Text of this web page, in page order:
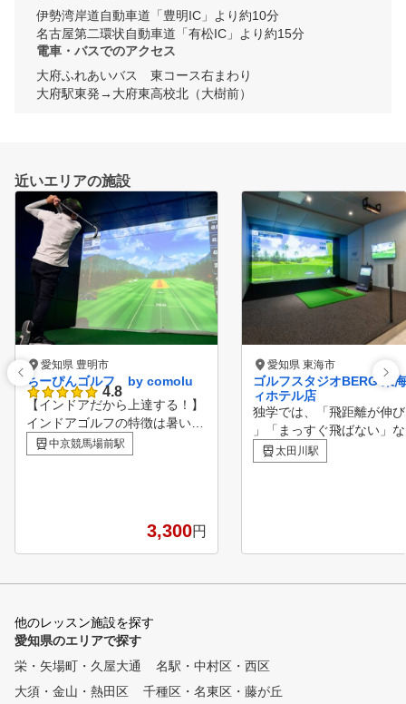
伊勢湾岸道自動車道「豊明IC」より約10分
名古屋第二環状自動車道「有松IC」より約15分
電車・バスでのアクセス
大府ふれあいバス　東コース右まわり
大府駅東発→大府東高校北（大樹前）
近いエリアの施設
愛知県 豊明市
ちーぴんゴルフ by comolu
4.8
【インドアだから上達する！】
インドアゴルフの特徴は暑い、
寒いを軽減できるだけではあり
ません。 打球の弾道、着地か
り見ることが出来ます。 動画
ツーマンだから上達する！】
マンレッスンで、お客様の課題
をお聞きし一緒に解決させてい
ただきます。 フォームの作り
方や、スイングの改善、実際の
コースマネジメントなど、スコ
中京競馬場前駅
3,300円
愛知県 東海市
ゴルフスタジオBERG 東
ィホテル店
独学では、「飛距離が伸
」「まっすぐ飛ばない」
変な癖がついてしまうこ
ります。 BERGならプロ
能 〈POINT02〉最新のテ
POINT06〉全店舗の専用
場を完備
太田川駅
他のレッスン施設を探す
愛知県のエリアで探す
栄・矢場町・久屋大通
名駅・中村区・西区
大須・金山・熱田区
千種区・名東区・藤が丘